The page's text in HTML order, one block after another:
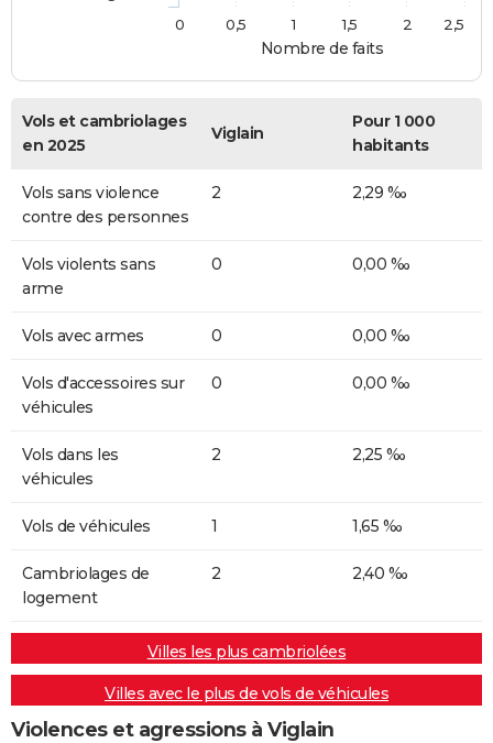
Nombre de faits
0
0,5 1 1,5 2 2,5
Vols et cambriolages
en 2025
Viglain
Pour 1 000
habitants
Vols sans violence
contre des personnes
2 2,29 ‰
Vols violents sans
arme
0 0,00 ‰
Vols avec armes 0 0,00 ‰
Vols d'accessoires sur
véhicules
0 0,00 ‰
Vols dans les
véhicules
2 2,25 ‰
Vols de véhicules 1 1,65 ‰
Cambriolages de
logement
2 2,40 ‰
Villes les plus cambriolées
Villes avec le plus de vols de véhicules
Violences et agressions à Viglain